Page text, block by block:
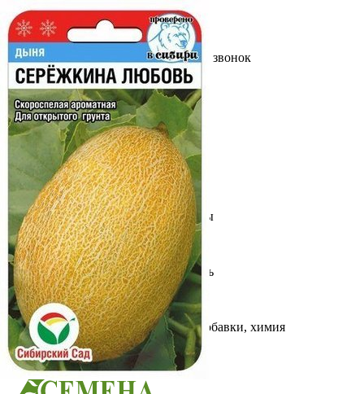
Выберите город
Обратный звонок Заказать обратный звонок
Каталог
Семена
Грунты
Газонные травы, сидераты
Горшки, рассадники, аксессуары
Посадочный материал
Садовый инструмент, инвентарь
Консервирование
Средства защиты, удобрения, добавки, химия
Обустройство сада, декор